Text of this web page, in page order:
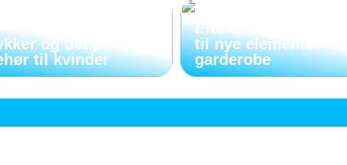
og det perfekte
til kvinder
Efteråret giver
til nye elementer i en
garderobe